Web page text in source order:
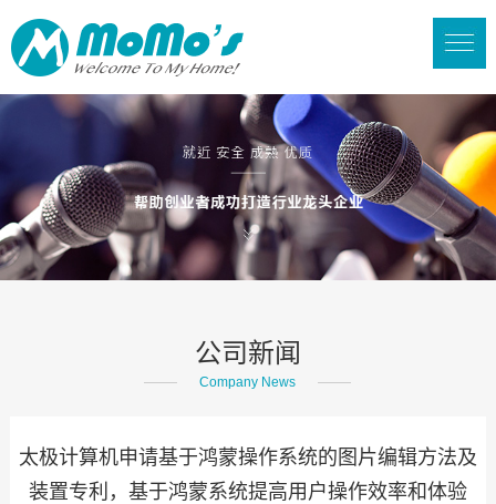
公司新闻
Company News
太极计算机申请基于鸿蒙操作系统的图片编辑方法及
装置专利，基于鸿蒙系统提高用户操作效率和体验